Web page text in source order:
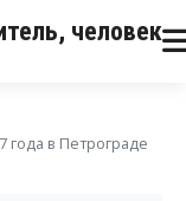
человек
года в Петрограде